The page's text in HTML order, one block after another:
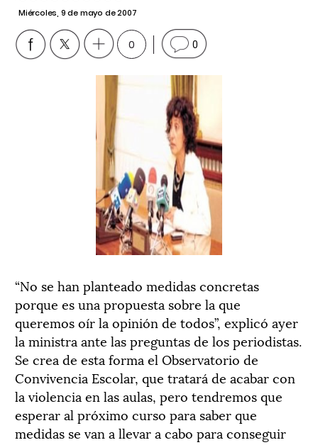
Miércoles, 9 de mayo de 2007
0 0
“No se han planteado medidas concretas
porque es una propuesta sobre la que
queremos oír la opinión de todos”, explicó ayer
la ministra ante las preguntas de los periodistas.
Se crea de esta forma el Observatorio de
Convivencia Escolar, que tratará de acabar con
la violencia en las aulas, pero tendremos que
esperar al próximo curso para saber que
medidas se van a llevar a cabo para conseguir